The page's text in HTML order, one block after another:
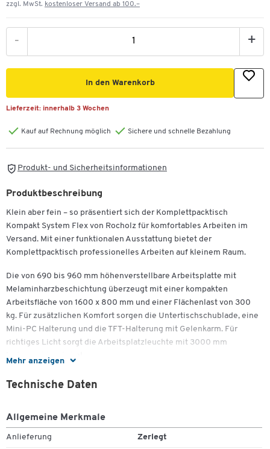
zzgl. MwSt. kostenloser Versand ab 100.–
- +
In den Warenkorb
Lieferzeit: innerhalb 3 Wochen
Kauf auf Rechnung möglich Sichere und schnelle Bezahlung
Produkt- und Sicherheitsinformationen
Mehr anzeigen
Produktbeschreibung
Klein aber fein – so präsentiert sich der Komplettpacktisch
Kompakt System Flex von Rocholz für komfortables Arbeiten im
Versand. Mit einer funktionalen Ausstattung bietet der
Komplettpacktisch professionelles Arbeiten auf kleinem Raum.
Die von 690 bis 960 mm höhenverstellbare Arbeitsplatte mit
Melaminharzbeschichtung überzeugt mit einer kompakten
Arbeitsfläche von 1600 x 800 mm und einer Flächenlast von 300
kg. Für zusätzlichen Komfort sorgen die Untertischschublade, eine
Mini-PC Halterung und die TFT-Halterung mit Gelenkarm. Für
richtiges Licht sorgt die Arbeitsplatzleuchte mit 3000 mm
Netzanschlusskabel.
Ordnung und Übersicht behalten Sie durch sieben Fachböden und
Sie optional bei uns bestellen können. Mit dieser Ausstattung
avanciert der "Kleine" zum Star unter den kompakten Packtischen
Technische Daten
Allgemeine Merkmale
Anlieferung Zerlegt